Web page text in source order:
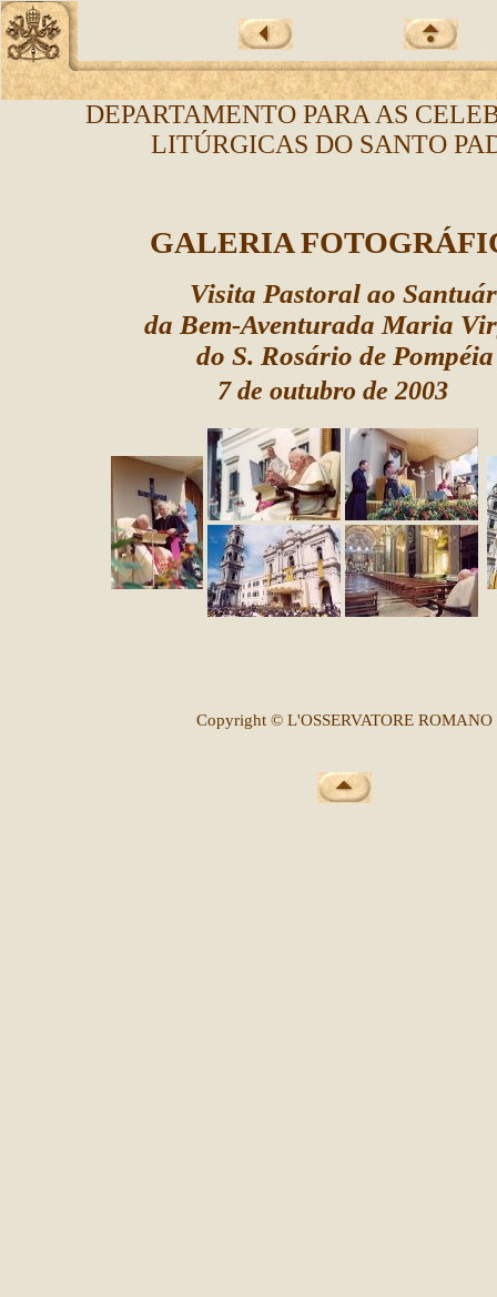
DEPARTAMENTO PARA AS
LITÚRGICAS DO SANTO
GALERIA
Visita Pastoral ao
da Bem-Aventurada Maria
do S. Rosário de Pompéia
7 de outubro de 2003
Copyright © L'OSSERVATORE ROMANO